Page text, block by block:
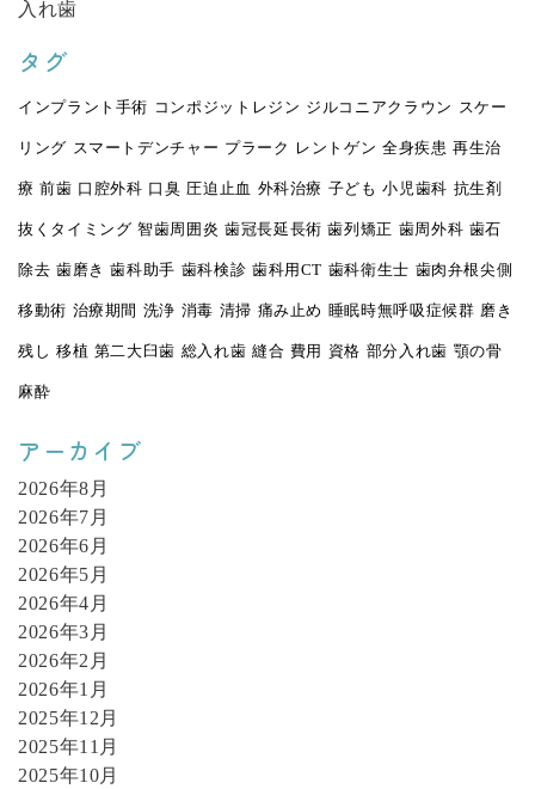
入れ歯
タグ
インプラント手術 コンポジットレジン ジルコニアクラウン スケー
リング スマートデンチャー プラーク レントゲン 全身疾患 再生治
療 前歯 口腔外科 口臭 圧迫止血 外科治療 子ども 小児歯科 抗生剤
抜くタイミング 智歯周囲炎 歯冠長延長術 歯列矯正 歯周外科 歯石
除去 歯磨き 歯科助手 歯科検診 歯科用CT 歯科衛生士 歯肉弁根尖側
移動術 治療期間 洗浄 消毒 清掃 痛み止め 睡眠時無呼吸症候群 磨き
残し 移植 第二大臼歯 総入れ歯 縫合 費用 資格 部分入れ歯 顎の骨
麻酔
アーカイブ
2026年8月
2026年7月
2026年6月
2026年5月
2026年4月
2026年3月
2026年2月
2026年1月
2025年12月
2025年11月
2025年10月